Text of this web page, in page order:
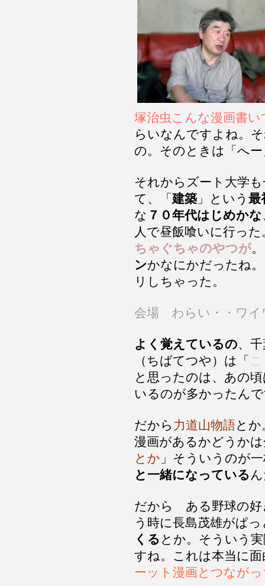
塚治虫こんな漫画書
らいなんですよね。
の。そのときは「へ
それからズート大学
て、「 建築 」という 最
な ７０年代はじめかな
人で昼飯喰いに行っ
ちゃぐちゃのやつが
ンかなにかだったね
リしちゃった。
会場 わらい・・ワイ
よく覚えているの、
（ちばてつや）は「
と思ったのは、あの
いるのが多かったん
だから 力道山物語と
漫画があるかどうか
とか 」そういうのが
と一緒になっている
だから ある野球の好
う時に長島茂雄がぱ
くる とか。そういう
すね。これは本当に
ーット漫画とつなが